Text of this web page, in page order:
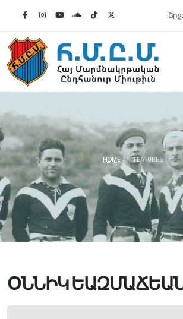
HOME FEATURES
ՕՆՆԻԿ